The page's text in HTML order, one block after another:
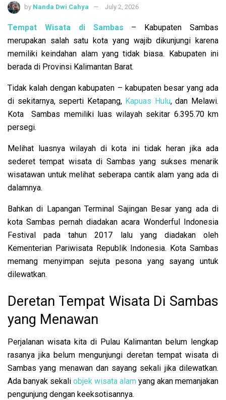
by Nanda Dwi Cahya July 2, 2026
Tempat Wisata di Sambas – Kabupaten Sambas
merupakan salah satu kota yang wajib dikunjungi karena
memiliki keindahan alam yang tidak biasa. Kabupaten ini
berada di Provinsi Kalimantan Barat.
Tidak kalah dengan kabupaten – kabupaten besar yang ada
di sekitarnya, seperti Ketapang, Kapuas Hulu, dan Melawi.
Kota Sambas memiliki luas wilayah sekitar 6.395.70 km
persegi.
Melihat luasnya wilayah di kota ini tidak heran jika ada
sederet tempat wisata di Sambas yang sukses menarik
wisatawan untuk melihat seberapa cantik alam yang ada di
dalamnya.
Bahkan di Lapangan Terminal Sajingan Besar yang ada di
kota Sambas pernah diadakan acara Wonderful Indonesia
Festival pada tahun 2017 lalu yang diadakan oleh
Kementerian Pariwisata Republik Indonesia. Kota Sambas
memang menyimpan sejuta pesona yang sayang untuk
dilewatkan.
Deretan Tempat Wisata Di Sambas
yang Menawan
Perjalanan wisata kita di Pulau Kalimantan belum lengkap
rasanya jika belum mengunjungi deretan tempat wisata di
Sambas yang menawan dan sayang sekali jika dilewatkan.
Ada banyak sekali objek wisata alam yang akan memanjakan
pengunjung dengan keeksotisannya.